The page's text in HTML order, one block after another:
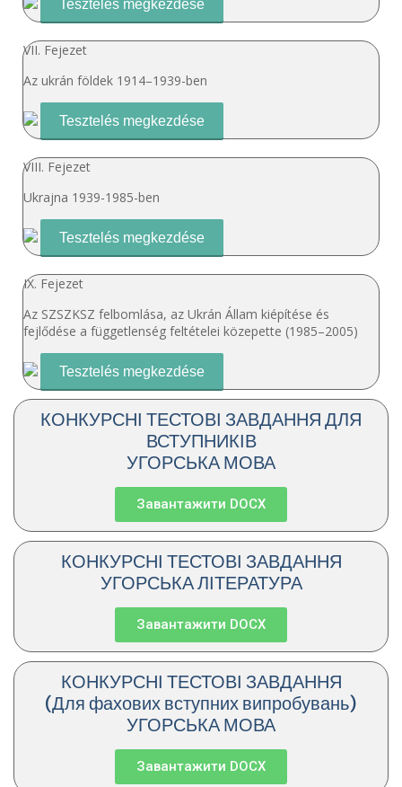
Tesztelés megkezdése
VII. Fejezet
Az ukrán földek 1914–1939-ben
Tesztelés megkezdése
VIII. Fejezet
Ukrajna 1939-1985-ben
Tesztelés megkezdése
ІX. Fejezet
Az SZSZKSZ felbomlása, az Ukrán Állam kiépítése és
fejlődése a függetlenség feltételei közepette (1985–2005)
Tesztelés megkezdése
КОНКУРСНІ ТЕСТОВІ ЗАВДАННЯ ДЛЯ
ВСТУПНИКІВ
УГОРСЬКА МОВА
Завантажити DOCX
КОНКУРСНІ ТЕСТОВІ ЗАВДАННЯ
УГОРСЬКА ЛІТЕРАТУРА
Завантажити DOCX
КОНКУРСНІ ТЕСТОВІ ЗАВДАННЯ
(Для фахових вступних випробувань)
УГОРСЬКА МОВА
Завантажити DOCX